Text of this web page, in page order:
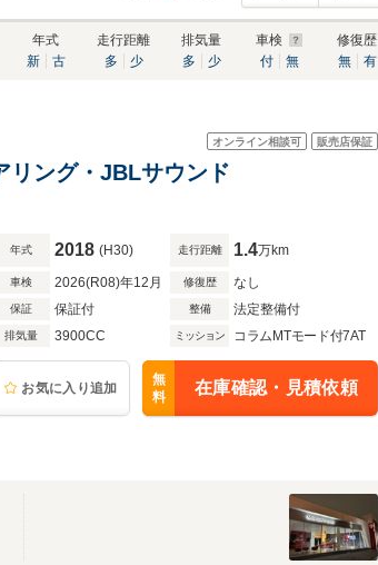
年式
新
古
走行距離
多
少
排気量
多
少
車検
付
無
修復歴
無
有
オンライン相談可 販売店保証
リング・JBLサウンド
年式 2018 (H30) 走行距離 1.4万km
車検 2026(R08)年12月 修復歴 なし
保証 保証付 整備 法定整備付
排気量 3900CC ミッション コラムMTモード付7AT
お気に入り追加
無
料
在庫確認・見積依頼